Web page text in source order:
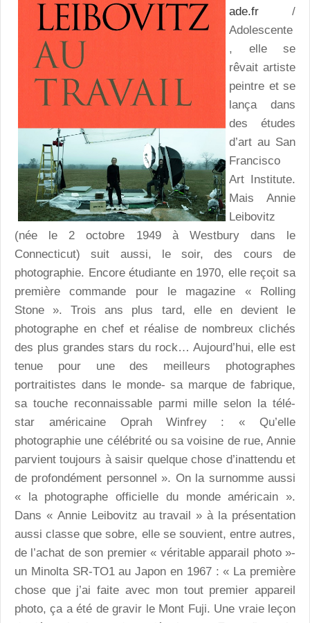
ade.fr /
Adolescente
, elle se
rêvait artiste
peintre et se
lança dans
des études
d’art au San
Francisco
Art Institute.
Mais Annie
Leibovitz
(née le 2 octobre 1949 à Westbury dans le
Connecticut) suit aussi, le soir, des cours de
photographie. Encore étudiante en 1970, elle reçoit sa
première commande pour le magazine « Rolling
Stone ». Trois ans plus tard, elle en devient le
photographe en chef et réalise de nombreux clichés
des plus grandes stars du rock… Aujourd’hui, elle est
tenue pour une des meilleurs photographes
portraitistes dans le monde- sa marque de fabrique,
sa touche reconnaissable parmi mille selon la télé-
star américaine Oprah Winfrey : « Qu’elle
photographie une célébrité ou sa voisine de rue, Annie
parvient toujours à saisir quelque chose d’inattendu et
de profondément personnel ». On la surnomme aussi
« la photographe officielle du monde américain ».
Dans « Annie Leibovitz au travail » à la présentation
aussi classe que sobre, elle se souvient, entre autres,
de l’achat de son premier « véritable apparail photo »-
un Minolta SR-TO1 au Japon en 1967 : « La première
chose que j’ai faite avec mon tout premier appareil
photo, ça a été de gravir le Mont Fuji. Une vraie leçon